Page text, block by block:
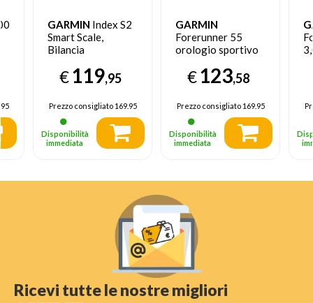
GARMIN Index S2
Smart Scale,
Bilancia
€119,95
Prezzo consigliato169.95
Disponibilità
immediata
GARMIN
Forerunner 55
orologio sportivo
Bluetooth 208 x
208 Pixel Nero
€123,58
Prezzo consigliato169.95
Disponibilità
immediata
Ricevi tutte le nostre migliori